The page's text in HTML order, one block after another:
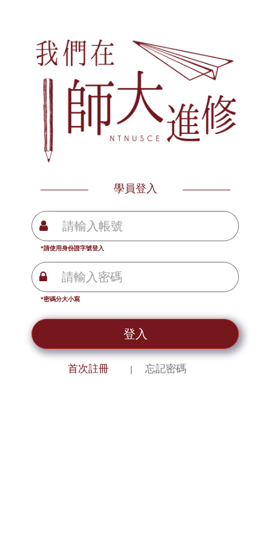
學員登入
*請使用身份證字號登入
*密碼分大小寫
登入
首次註冊 忘記密碼